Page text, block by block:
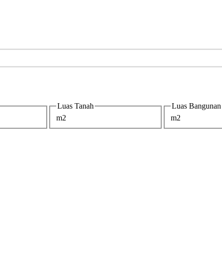
Luas Tanah
m2
Luas Bangunan
m2